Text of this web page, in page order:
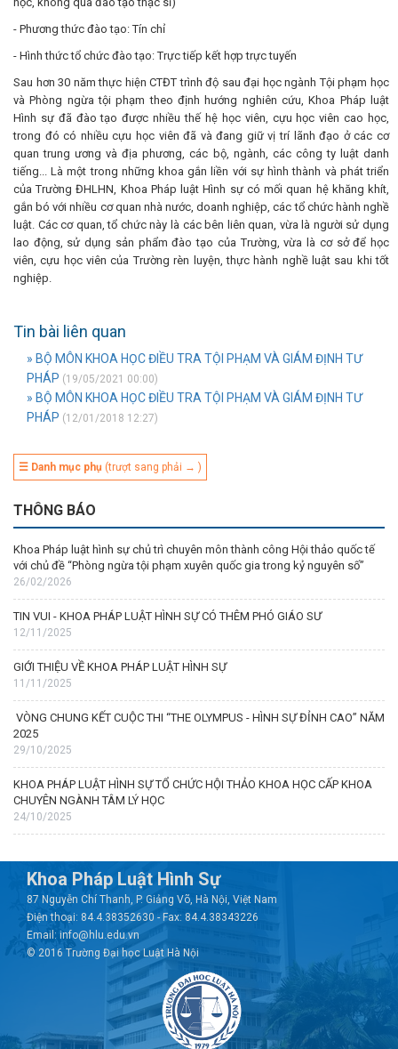
- Phương thức đào tạo: Tín chỉ
- Hình thức tổ chức đào tạo: Trực tiếp kết hợp trực tuyến
Sau hơn 30 năm thực hiện CTĐT trình độ sau đại học ngành Tội phạm học
và Phòng ngừa tội phạm theo định hướng nghiên cứu, Khoa Pháp luật
Hình sự đã đào tạo được nhiều thế hệ học viên, cựu học viên cao học,
trong đó có nhiều cựu học viên đã và đang giữ vị trí lãnh đạo ở các cơ
quan trung ương và địa phương, các bộ, ngành, các công ty luật danh
tiếng... Là một trong những khoa gắn liền với sự hình thành và phát triển
của Trường ĐHLHN, Khoa Pháp luật Hình sự có mối quan hệ khăng khít,
gắn bó với nhiều cơ quan nhà nước, doanh nghiệp, các tổ chức hành nghề
luật. Các cơ quan, tổ chức này là các bên liên quan, vừa là người sử dụng
lao động, sử dụng sản phẩm đào tạo của Trường, vừa là cơ sở để học
viên, cựu học viên của Trường rèn luyện, thực hành nghề luật sau khi tốt
nghiệp.
Tin bài liên quan
» BỘ MÔN KHOA HỌC ĐIỀU TRA TỘI PHẠM VÀ GIÁM ĐỊNH TƯ
PHÁP (19/05/2021 00:00)
» BỘ MÔN KHOA HỌC ĐIỀU TRA TỘI PHẠM VÀ GIÁM ĐỊNH TƯ
PHÁP (12/01/2018 12:27)
☰ Danh mục phụ (trượt sang phải → )
THÔNG BÁO
Khoa Pháp luật hình sự chủ trì chuyên môn thành công Hội thảo quốc tế
với chủ đề “Phòng ngừa tội phạm xuyên quốc gia trong kỷ nguyên số”
26/02/2026
TIN VUI - KHOA PHÁP LUẬT HÌNH SỰ CÓ THÊM PHÓ GIÁO SƯ
12/11/2025
GIỚI THIỆU VỀ KHOA PHÁP LUẬT HÌNH SỰ
11/11/2025
VÒNG CHUNG KẾT CUỘC THI “THE OLYMPUS - HÌNH SỰ ĐỈNH CAO” NĂM
2025
29/10/2025
KHOA PHÁP LUẬT HÌNH SỰ TỔ CHỨC HỘI THẢO KHOA HỌC CẤP KHOA
CHUYÊN NGÀNH TÂM LÝ HỌC
24/10/2025
Khoa Pháp Luật Hình Sự
87 Nguyễn Chí Thanh, P. Giảng Võ, Hà Nội, Việt Nam
Điện thoại: 84.4.38352630 - Fax: 84.4.38343226
Email: info@hlu.edu.vn
© 2016 Trường Đại học Luật Hà Nội